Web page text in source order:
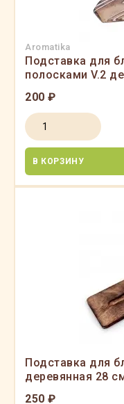
Aromatika
Подставка для
полосками V.2
200 ₽
В КОРЗИНУ
Подставка для
деревянная 28
250 ₽